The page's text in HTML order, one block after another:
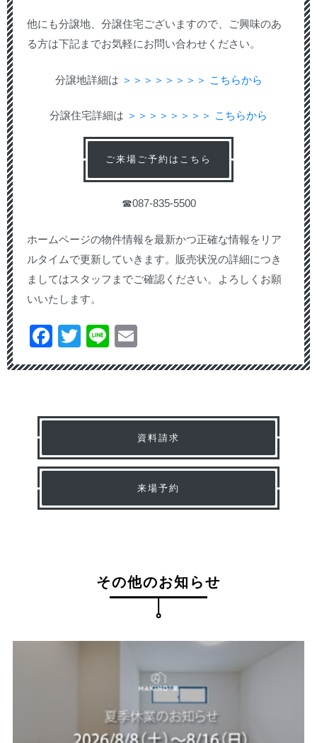
他にも分譲地、分譲住宅ございますので、ご興味のあ
る方は下記までお気軽にお問い合わせください。
分譲地詳細は ＞＞＞＞＞＞＞＞ こちらから
分譲住宅詳細は ＞＞＞＞＞＞＞＞ こちらから
ご来場ご予約はこちら
☎087-835-5500
ホームページの物件情報を最新かつ正確な情報をリア
ルタイムで更新していきます。販売状況の詳細につき
ましてはスタッフまでご確認ください。よろしくお願
いいたします。
Facebook
Twitter
Line
資料請求
来場予約
その他のお知らせ